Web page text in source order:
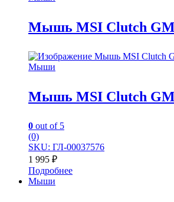
Мышь MSI Clutch
Мыши
Мышь MSI Clutch
0 out of 5
(0)
SKU: ГЛ-00037576
1 995 ₽
Подробнее
Мыши